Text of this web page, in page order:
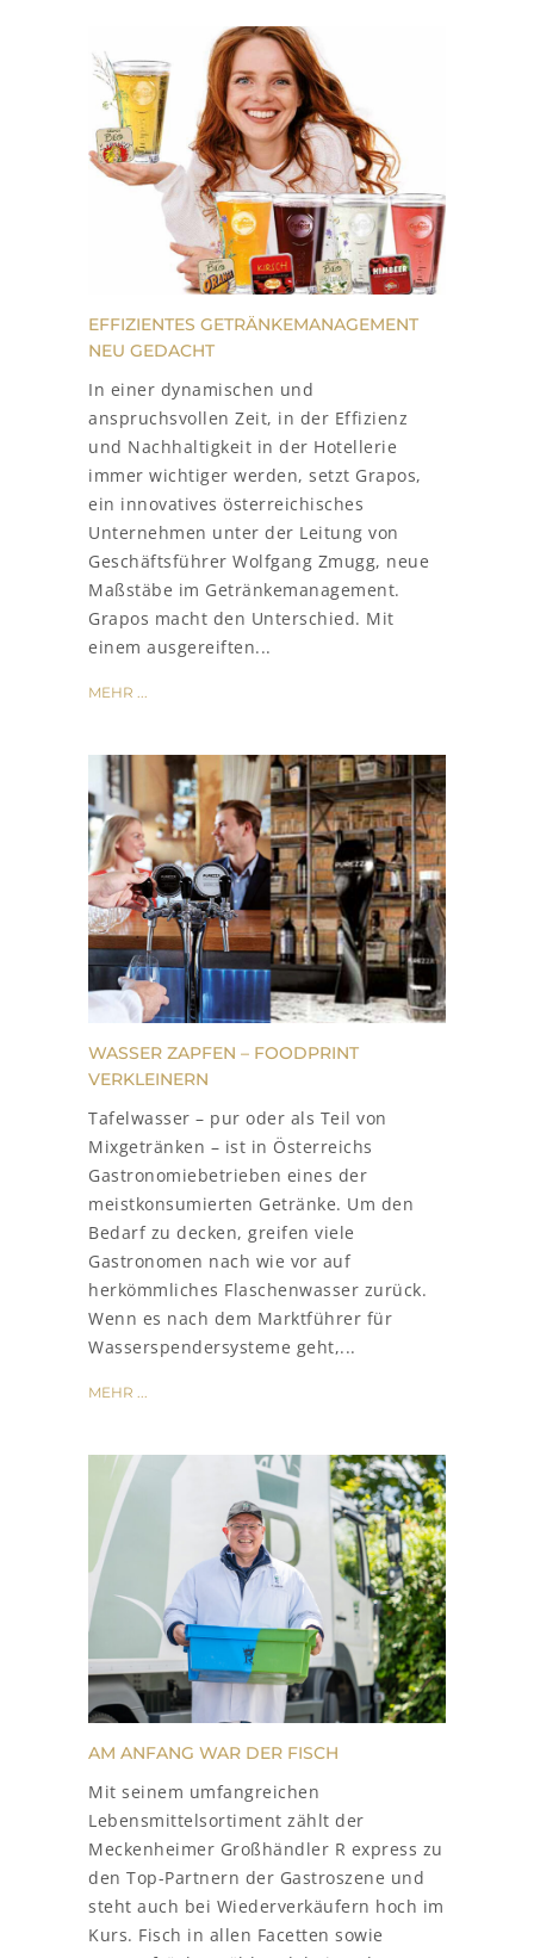
EFFIZIENTES GETRÄNKEMANAGEMENT
NEU GEDACHT
In einer dynamischen und
anspruchsvollen Zeit, in der Effizienz
und Nachhaltigkeit in der Hotellerie
immer wichtiger werden, setzt Grapos,
ein innovatives österreichisches
Unternehmen unter der Leitung von
Geschäftsführer Wolfgang Zmugg, neue
Maßstäbe im Getränkemanagement.
Grapos macht den Unterschied. Mit
einem ausgereiften...
MEHR ...
WASSER ZAPFEN – FOODPRINT
VERKLEINERN
Tafelwasser – pur oder als Teil von
Mixgetränken – ist in Österreichs
Gastronomiebetrieben eines der
meistkonsumierten Getränke. Um den
Bedarf zu decken, greifen viele
Gastronomen nach wie vor auf
herkömmliches Flaschenwasser zurück.
Wenn es nach dem Marktführer für
Wasserspendersysteme geht,...
MEHR ...
AM ANFANG WAR DER FISCH
Mit seinem umfangreichen
Lebensmittelsortiment zählt der
Meckenheimer Großhändler R express zu
den Top-Partnern der Gastroszene und
steht auch bei Wiederverkäufern hoch im
Kurs. Fisch in allen Facetten sowie